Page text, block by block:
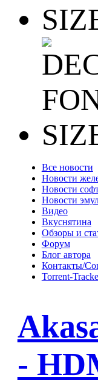
Все новости
Новости
Новости
Новости
Видео
Вкуснятина
Обзоры и
Форум
Блог автора
Контакты/
Torrent-
-